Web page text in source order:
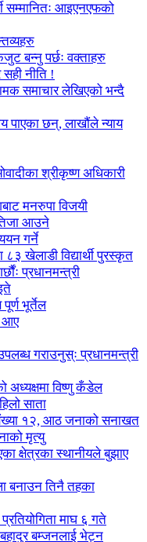
सम्मानितः आइएनएफको
बन्नु पर्छः वक्ताहरु
सही नीति !
समाचार लेखिएको भन्दै
पाएका छन्, लाखौंले न्याय
श्रीकृष्ण अधिकारी
मनरुपा विजयी
आउने
गर्ने
खेलाडी विद्यार्थी पुरस्कृत
प्रधानमन्त्री
भूर्तेल
आए
गराउनुस्ः प्रधानमन्त्री
अध्यक्षमा विष्णु कँडेल
साता
संख्या १२, आठ जनाको सनाखत
मृत्यु
क्षेत्रका स्थानीयले बुझाए
बनाउन तिनै तहका
माघ ६ गते
बम्जनलाई भेट्न